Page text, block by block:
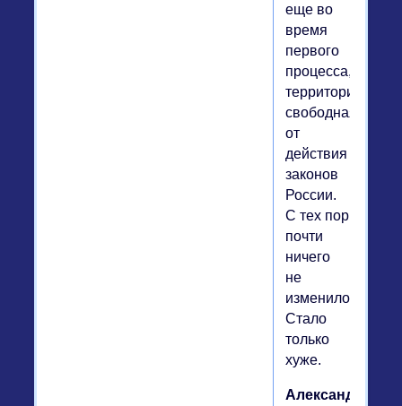
еще во
время
первого
процесса,
территория,
свободная
от
действия
законов
России.
С тех пор
почти
ничего
не
изменилось.
Стало
только
хуже.
Александр